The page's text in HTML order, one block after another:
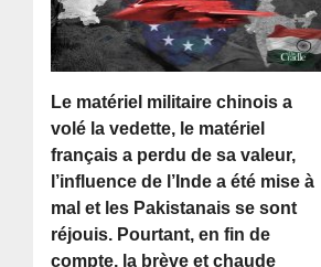
Le matériel militaire chinois a
volé la vedette, le matériel
français a perdu de sa valeur,
l’influence de l’Inde a été mise à
mal et les Pakistanais se sont
réjouis. Pourtant, en fin de
compte, la brève et chaude